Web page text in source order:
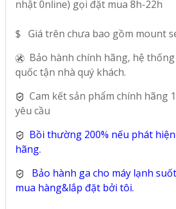
nhật 0nline) gọi đặt mua 8h-22h
$ Giá trên chưa bao gồm mount
Bảo hành chính hãng, hệ
quốc tận nhà quý khách.
Cam kết sản phẩm chính hãng
yêu cầu
Bồi thường 200% nếu phát
hãng.
Bảo hành ga cho máy lạnh
mua hàng&lắp đặt bởi tôi.